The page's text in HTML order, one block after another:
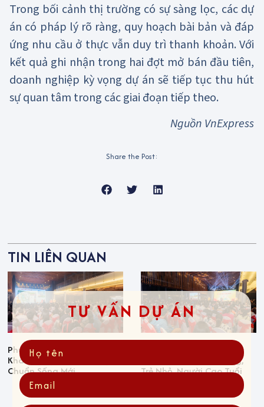
Trong bối cảnh thị trường có sự sàng lọc, các dự
án có pháp lý rõ ràng, quy hoạch bài bản và đáp
ứng nhu cầu ở thực vẫn duy trì thanh khoản. Với
kết quả ghi nhận trong hai đợt mở bán đầu tiên,
doanh nghiệp kỳ vọng dự án sẽ tiếp tục thu hút
sự quan tâm trong các giai đoạn tiếp theo.
Nguồn VnExpress
Share the Post:
TIN LIÊN QUAN
Phú Mỹ Hưng Harmonie:
Khai Mở Vận Khí, Kiến Tạo
Chuẩn Sống Mới
Phù Hợp Giới Văn Phòng,
Trẻ Nhỏ, Người Cao Tuổi
TƯ VẤN DỰ ÁN